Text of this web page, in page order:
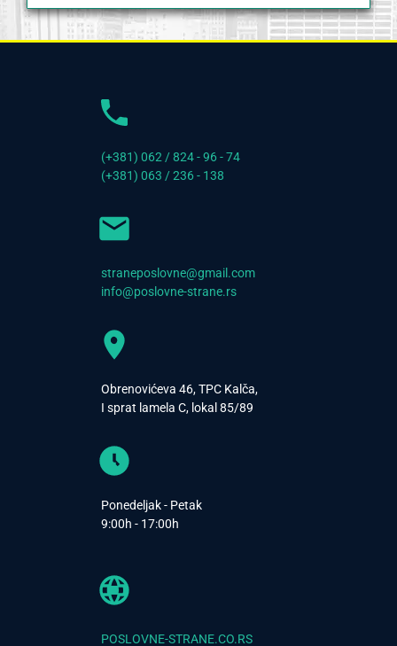
(+381) 062 / 824 - 96 - 74
(+381) 063 / 236 - 138
straneposlovne@gmail.com
info@poslovne-strane.rs
Obrenovićeva 46, TPC Kalča,
I sprat lamela C, lokal 85/89
Ponedeljak - Petak
9:00h - 17:00h
POSLOVNE-STRANE.CO.RS